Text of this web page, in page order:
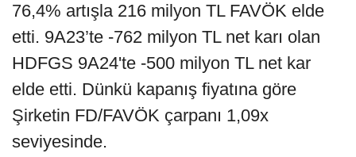
76,4% artışla 216 milyon TL FAVÖK elde
etti. 9A23’te -762 milyon TL net karı olan
HDFGS 9A24'te -500 milyon TL net kar
elde etti. Dünkü kapanış fiyatına göre
Şirketin FD/FAVÖK çarpanı 1,09x
seviyesinde.